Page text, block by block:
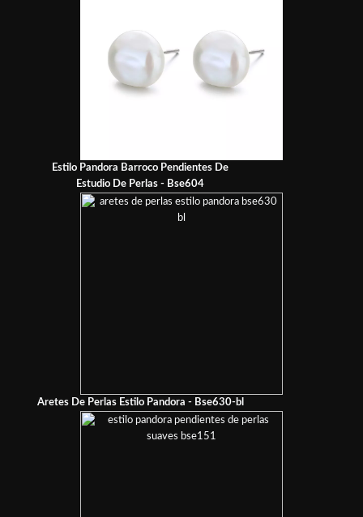
Estilo Pandora Barroco Pendientes De
Estudio De Perlas - Bse604
Aretes De Perlas Estilo Pandora - Bse630-bl